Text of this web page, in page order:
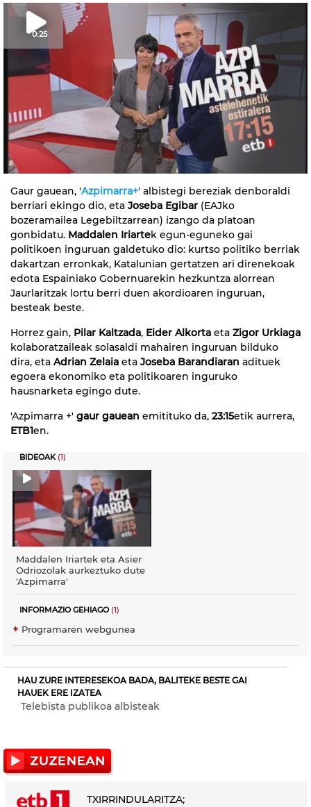
0:25
Gaur gauean, 'Azpimarra+' albistegi bereziak denboraldi
berriari ekingo dio, eta Joseba Egibar (EAJko
bozeramailea Legebiltzarrean) izango da platoan
gonbidatu. Maddalen Iriartek egun-eguneko gai
politikoen inguruan galdetuko dio: kurtso politiko berriak
dakartzan erronkak, Katalunian gertatzen ari direnekoak
edota Espainiako Gobernuarekin hezkuntza alorrean
Jaurlaritzak lortu berri duen akordioaren inguruan,
besteak beste.
Horrez gain, Pilar Kaltzada, Eider Alkorta eta Zigor Urkiaga
kolaboratzaileak solasaldi mahairen inguruan bilduko
dira, eta Adrian Zelaia eta Joseba Barandiaran adituek
egoera ekonomiko eta politikoaren inguruko
hausnarketa egingo dute.
'Azpimarra +' gaur gauean emitituko da, 23:15etik aurrera,
ETB1en.
BIDEOAK (1)
Maddalen Iriartek eta Asier
Odriozolak aurkeztuko dute
'Azpimarra'
INFORMAZIO GEHIAGO(1)
Programaren webgunea
HAU ZURE INTERESEKOA BADA, BALITEKE BESTE GAI
HAUEK ERE IZATEA
Telebista publikoa albisteak
TXIRRINDULARITZA;